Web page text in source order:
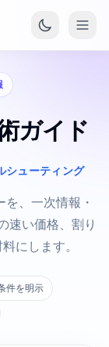
ガイド
シューティング
、一次情報・
速い価格、割り
にします。
件を明示